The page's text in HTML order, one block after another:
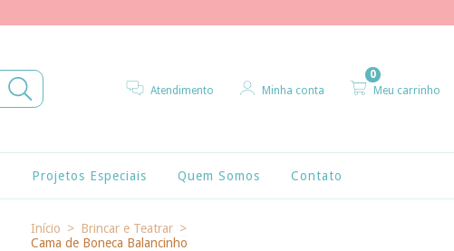
Atendimento Minha conta Meu carrinho
0
Projetos Especiais Quem Somos Contato
Início > Brincar e Teatrar >
Cama de Boneca Balancinho